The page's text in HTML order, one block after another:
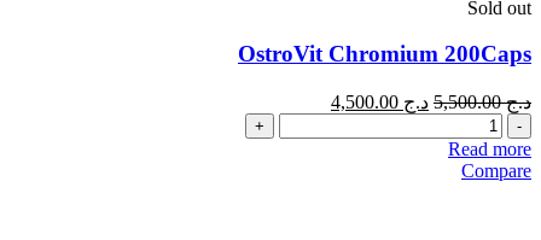
Sold out
OstroVit Chromium 200Caps
د.ج5,500.00 د.ج
Quantity
Read more
Compare